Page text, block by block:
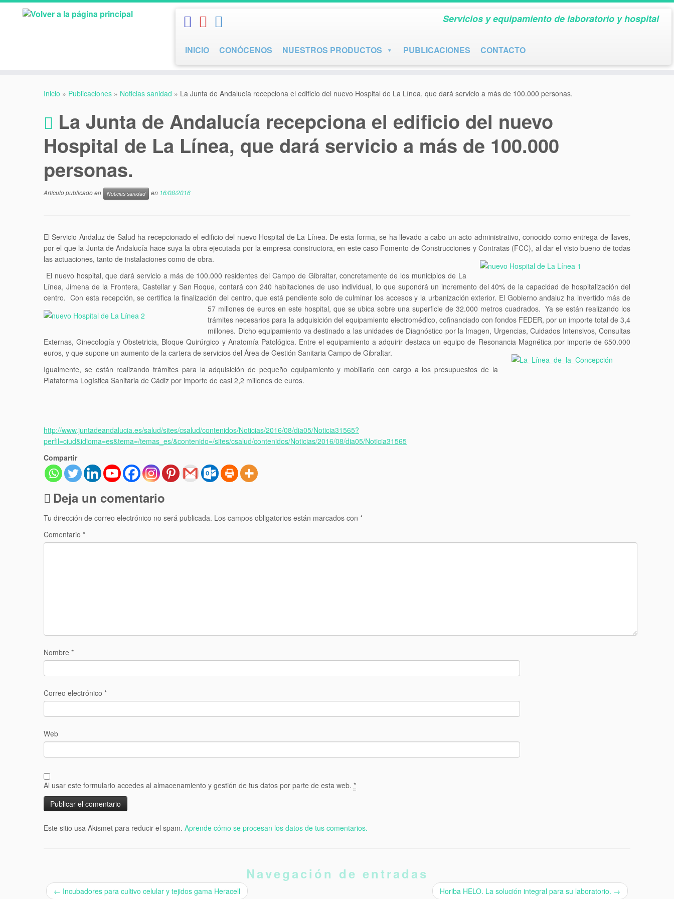
Saltar
Servicios y equipamiento de laboratorio y hospital
INICIO CONÓCENOS NUESTROS PRODUCTOS PUBLICACIONES CONTACTO
Inicio » Publicaciones » Noticias sanidad » La Junta de Andalucía recepciona el edificio del nuevo Hospital de La Línea, que dará servicio a más de 100.000 personas.
La Junta de Andalucía recepciona el edificio del nuevo
Hospital de La Línea, que dará servicio a más de 100.000
personas.
Artículo publicado en Noticias sanidad en 16/08/2016
El Servicio Andaluz de Salud ha recepcionado el edificio del nuevo Hospital de La Línea. De esta forma, se ha llevado a cabo un acto administrativo, conocido como entrega de llaves,
por el que la Junta de Andalucía hace suya la obra ejecutada por la empresa constructora, en este caso Fomento de Construcciones y Contratas (FCC), al dar el visto bueno de todas
las actuaciones, tanto de instalaciones como de obra.
El nuevo hospital, que dará servicio a más de 100.000 residentes del Campo de Gibraltar, concretamente de los municipios de La
Línea, Jimena de la Frontera, Castellar y San Roque, contará con 240 habitaciones de uso individual, lo que supondrá un incremento del 40% de la capacidad de hospitalización del
centro. Con esta recepción, se certifica la finalización del centro, que está pendiente solo de culminar los accesos y la urbanización exterior. El Gobierno andaluz ha invertido más de
57 millones de euros en este hospital, que se ubica sobre una superficie de 32.000 metros cuadrados. Ya se están realizando los
trámites necesarios para la adquisición del equipamiento electromédico, cofinanciado con fondos FEDER, por un importe total de 3,4
millones. Dicho equipamiento va destinado a las unidades de Diagnóstico por la Imagen, Urgencias, Cuidados Intensivos, Consultas
Externas, Ginecología y Obstetricia, Bloque Quirúrgico y Anatomía Patológica. Entre el equipamiento a adquirir destaca un equipo de Resonancia Magnética por importe de 650.000
euros, y que supone un aumento de la cartera de servicios del Área de Gestión Sanitaria Campo de Gibraltar.
Igualmente, se están realizando trámites para la adquisición de pequeño equipamiento y mobiliario con cargo a los presupuestos de la
Plataforma Logística Sanitaria de Cádiz por importe de casi 2,2 millones de euros.
http://www.juntadeandalucia.es/salud/sites/csalud/contenidos/Noticias/2016/08/dia05/Noticia31565?
perfil=ciud&idioma=es&tema=/temas_es/&contenido=/sites/csalud/contenidos/Noticias/2016/08/dia05/Noticia31565
Compartir
Deja un comentario
Tu dirección de correo electrónico no será publicada. Los campos obligatorios están marcados con *
Comentario *
Nombre *
Correo electrónico *
Web
Al usar este formulario accedes al almacenamiento y gestión de tus datos por parte de esta web. *
Este sitio usa Akismet para reducir el spam. Aprende cómo se procesan los datos de tus comentarios.
Navegación de entradas
← Incubadores para cultivo celular y tejidos gama Heracell Horiba HELO. La solución integral para su laboratorio. →